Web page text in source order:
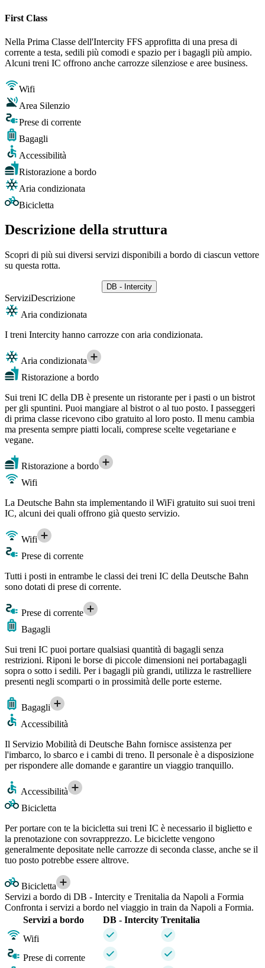
First Class
Nella Prima Classe dell'Intercity FFS approfitta di una presa di
corrente a testa, sedili più comodi e spazio per i bagagli più ampio.
Alcuni treni IC offrono anche carrozze silenziose e aree business.
Wifi
Area Silenzio
Prese di corrente
Bagagli
Accessibilità
Ristorazione a bordo
Aria condizionata
Bicicletta
Descrizione della struttura
Scopri di più sui diversi servizi disponibili a bordo di ciascun vettore
su questa rotta.
DB - Intercity
ServiziDescrizione
Aria condizionata
I treni Intercity hanno carrozze con aria condizionata.
Aria condizionata
Ristorazione a bordo
Sui treni IC della DB è presente un ristorante per i pasti o un bistrot
per gli spuntini. Puoi mangiare al bistrot o al tuo posto. I passeggeri
di prima classe ricevono cibo gratuito al loro posto. Il menu cambia
ma presenta sempre piatti locali, comprese scelte vegetariane e
vegane.
Ristorazione a bordo
Wifi
La Deutsche Bahn sta implementando il WiFi gratuito sui suoi treni
IC, alcuni dei quali offrono già questo servizio.
Wifi
Prese di corrente
Tutti i posti in entrambe le classi dei treni IC della Deutsche Bahn
sono dotati di prese di corrente.
Prese di corrente
Bagagli
Sui treni IC puoi portare qualsiasi quantità di bagagli senza
restrizioni. Riponi le borse di piccole dimensioni nei portabagagli
sopra o sotto i sedili. Per i bagagli più grandi, utilizza le rastrelliere
presenti negli scomparti o in prossimità delle porte esterne.
Bagagli
Accessibilità
Il Servizio Mobilità di Deutsche Bahn fornisce assistenza per
l'imbarco, lo sbarco e i cambi di treno. Il personale è a disposizione
per rispondere alle domande e garantire un viaggio tranquillo.
Accessibilità
Bicicletta
Per portare con te la bicicletta sui treni IC è necessario il biglietto e
la prenotazione con sovrapprezzo. Le biciclette vengono
generalmente depositate nelle carrozze di seconda classe, anche se il
tuo posto potrebbe essere altrove.
Bicicletta
Servizi a bordo di DB - Intercity e Trenitalia da Napoli a Formia
Confronta i servizi a bordo nel viaggio in train da Napoli a Formia.
Servizi a bordo
DB - Intercity Trenitalia
Wifi
Prese di corrente